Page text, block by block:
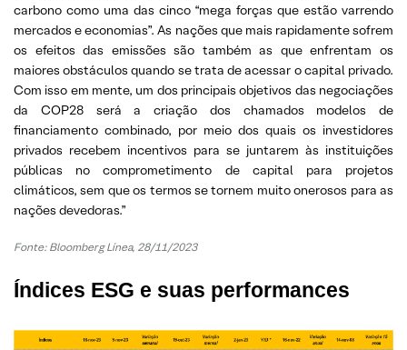
carbono como uma das cinco “mega forças que estão varrendo
mercados e economias”. As nações que mais rapidamente sofrem
os efeitos das emissões são também as que enfrentam os
maiores obstáculos quando se trata de acessar o capital privado.
Com isso em mente, um dos principais objetivos das negociações
da COP28 será a criação dos chamados modelos de
financiamento combinado, por meio dos quais os investidores
privados recebem incentivos para se juntarem às instituições
públicas no comprometimento de capital para projetos
climáticos, sem que os termos se tornem muito onerosos para as
nações devedoras.”
Fonte: Bloomberg Línea, 28/11/2023
Índices ESG e suas performances